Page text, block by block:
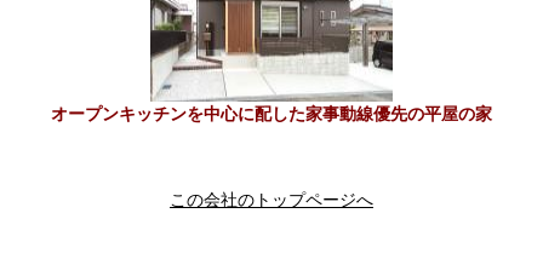
オープンキッチンを中心に配した家事動線優先の平屋の家
この会社のトップページへ